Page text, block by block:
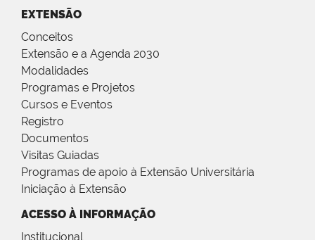
EXTENSÃO
Conceitos
Extensão e a Agenda 2030
Modalidades
Programas e Projetos
Cursos e Eventos
Registro
Documentos
Visitas Guiadas
Programas de apoio à Extensão Universitária
Iniciação à Extensão
ACESSO À INFORMAÇÃO
Institucional